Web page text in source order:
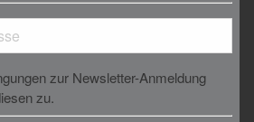
zur Newsletter-Anmeldung
zu.